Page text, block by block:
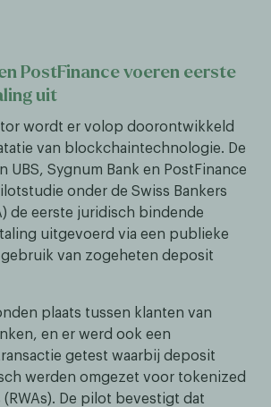
PostFinance voeren eerste
uit
wordt er volop doorontwikkeld
van blockchaintechnologie. De
UBS, Sygnum Bank en PostFinance
onder de Swiss Bankers
de eerste juridisch bindende
uitgevoerd via een publieke
van zogeheten deposit
plaats tussen klanten van
en er werd ook een
getest waarbij deposit
werden omgezet voor tokenized
(RWAs). De pilot bevestigt dat